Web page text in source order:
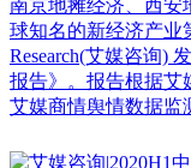
南京地摊经济、西安
球知名的新经济产业
Research(艾媒咨询)
报告》。报告根据艾
艾媒商情舆情数据监